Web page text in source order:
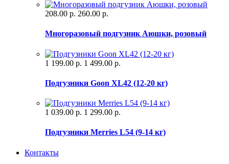
208.00 р. 260.00 р.
Многоразовый подгузник Аюшки, розовый
1 199.00 р. 1 499.00 р.
Подгузники Goon XL42 (12-20 кг)
1 039.00 р. 1 299.00 р.
Подгузники Merries L54 (9-14 кг)
Контакты